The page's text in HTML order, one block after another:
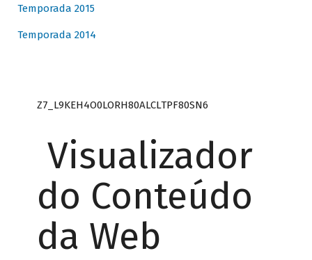
Temporada 2015
Temporada 2014
Z7_L9KEH4O0LORH80ALCLTPF80SN6
Visualizador
do Conteúdo
da Web